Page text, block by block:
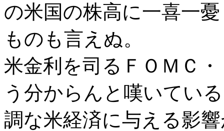
の米国の株高に一喜一
ものも言えぬ。
米金利を司るＦＯＭＣ
う分からんと嘆いてい
調な米経済に与える影